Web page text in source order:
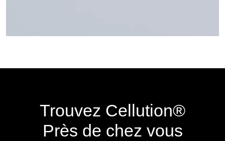
Trouvez Cellution®
Près de chez vous